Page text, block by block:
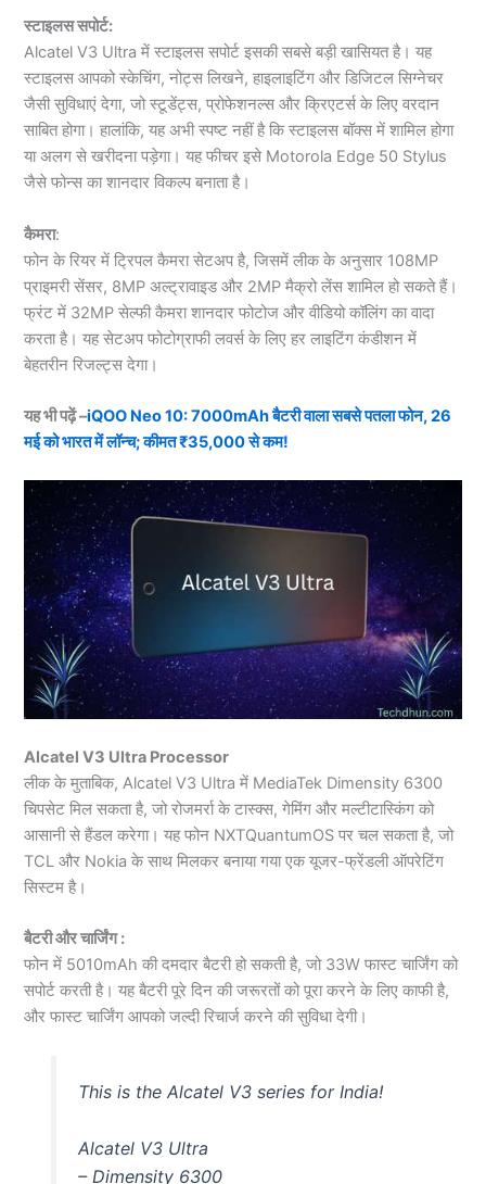
स्टाइलस सपोर्ट:
Alcatel V3 Ultra में स्टाइलस सपोर्ट इसकी सबसे बड़ी खासियत है। यह
स्टाइलस आपको स्केचिंग, नोट्स लिखने, हाइलाइटिंग और डिजिटल सिग्नेचर
जैसी सुविधाएं देगा, जो स्टूडेंट्स, प्रोफेशनल्स और क्रिएटर्स के लिए वरदान
साबित होगा। हालांकि, यह अभी स्पष्ट नहीं है कि स्टाइलस बॉक्स में शामिल होगा
या अलग से खरीदना पड़ेगा। यह फीचर इसे Motorola Edge 50 Stylus
जैसे फोन्स का शानदार विकल्प बनाता है।
कैमरा:
फोन के रियर में ट्रिपल कैमरा सेटअप है, जिसमें लीक के अनुसार 108MP
प्राइमरी सेंसर, 8MP अल्ट्रावाइड और 2MP मैक्रो लेंस शामिल हो सकते हैं।
फ्रंट में 32MP सेल्फी कैमरा शानदार फोटोज और वीडियो कॉलिंग का वादा
करता है। यह सेटअप फोटोग्राफी लवर्स के लिए हर लाइटिंग कंडीशन में
बेहतरीन रिजल्ट्स देगा।
यह भी पढ़ें –iQOO Neo 10: 7000mAh बैटरी वाला सबसे पतला फोन, 26
मई को भारत में लॉन्च; कीमत ₹35,000 से कम!
Alcatel V3 Ultra Processor
लीक के मुताबिक, Alcatel V3 Ultra में MediaTek Dimensity 6300
चिपसेट मिल सकता है, जो रोजमर्रा के टास्क्स, गेमिंग और मल्टीटास्किंग को
आसानी से हैंडल करेगा। यह फोन NXTQuantumOS पर चल सकता है, जो
TCL और Nokia के साथ मिलकर बनाया गया एक यूजर-फ्रेंडली ऑपरेटिंग
सिस्टम है।
बैटरी और चार्जिंग :
फोन में 5010mAh की दमदार बैटरी हो सकती है, जो 33W फास्ट चार्जिंग को
सपोर्ट करती है। यह बैटरी पूरे दिन की जरूरतों को पूरा करने के लिए काफी है,
और फास्ट चार्जिंग आपको जल्दी रिचार्ज करने की सुविधा देगी।
This is the Alcatel V3 series for India!
Alcatel V3 Ultra
– Dimensity 6300